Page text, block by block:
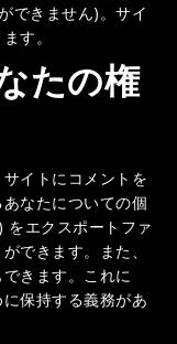
できません)。サイ
す。
たの権
イトにコメントを
なたについての個
をエクスポートファ
できます。また、
きます。これに
保持する義務があ